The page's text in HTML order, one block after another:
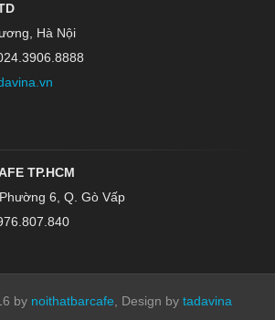
Hà Nội
TP.HCM
6, Q. Gò Vấp
by noithatbarcafe , Design by tadavina